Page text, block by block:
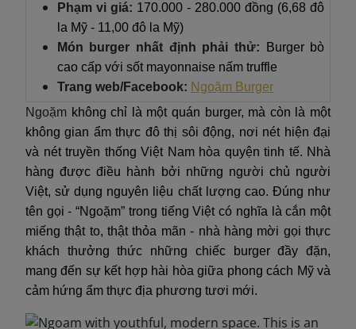
Phạm vi giá: 170.000 - 280.000 đồng (6,68 đô
la Mỹ - 11,00 đô la Mỹ)
Món burger nhất định phải thử:
Burger bò
cao cấp với sốt mayonnaise nấm truffle
Trang web/Facebook: Ngoặm Burger
Ngoặm không chỉ là một quán burger, mà còn là một
không gian ẩm thực đô thị sôi động, nơi nét hiện đại
và nét truyền thống Việt Nam hòa quyện tinh tế. Nhà
hàng được điều hành bởi những người chủ người
Việt, sử dụng nguyên liệu chất lượng cao. Đúng như
tên gọi - “Ngoặm” trong tiếng Việt có nghĩa là cắn một
miếng thật to, thật thỏa mãn - nhà hàng mời gọi thực
khách thưởng thức những chiếc burger đầy đặn,
mang đến sự kết hợp hài hòa giữa phong cách Mỹ và
cảm hứng ẩm thực địa phương tươi mới.